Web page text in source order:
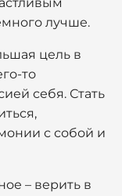
лучше.
цель в
то
себя. Стать
с собой и
– верить в